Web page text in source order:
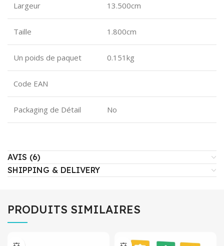
Largeur 13.500cm
Taille 1.800cm
Un poids de paquet 0.151kg
Code EAN
Packaging de Détail No
AVIS (6)
SHIPPING & DELIVERY
PRODUITS SIMILAIRES